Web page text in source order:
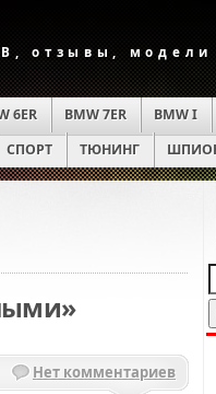
отзывы, модели
6ER BMW 7ER BMW I
СПОРТ ТЮНИНГ
Нет комментариев